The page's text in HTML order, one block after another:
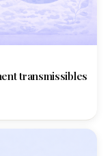
transmissibles